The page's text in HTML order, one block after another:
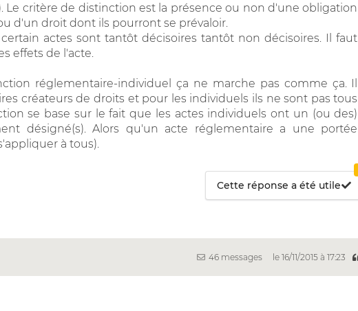
Le critère de distinction est la présence ou non d'une obligation
d'un droit dont ils pourront se prévaloir.
actes sont tantôt décisoires tantôt non décisoires. Il faut
effets de l'acte.
réglementaire-individuel ça ne marche pas comme ça. Il
créateurs de droits et pour les individuels ils ne sont pas tous
se base sur le fait que les actes individuels ont un (ou des)
désigné(s). Alors qu'un acte réglementaire a une portée
à tous).
Cette réponse a été utile
46 messages le 16/11/2015 à 17:23